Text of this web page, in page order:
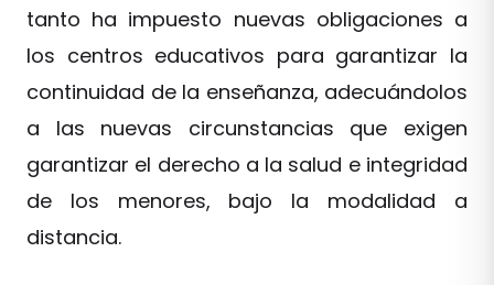
tanto ha impuesto nuevas obligaciones a
los centros educativos para garantizar la
continuidad de la enseñanza, adecuándolos
a las nuevas circunstancias que exigen
garantizar el derecho a la salud e integridad
de los menores, bajo la modalidad a
distancia.